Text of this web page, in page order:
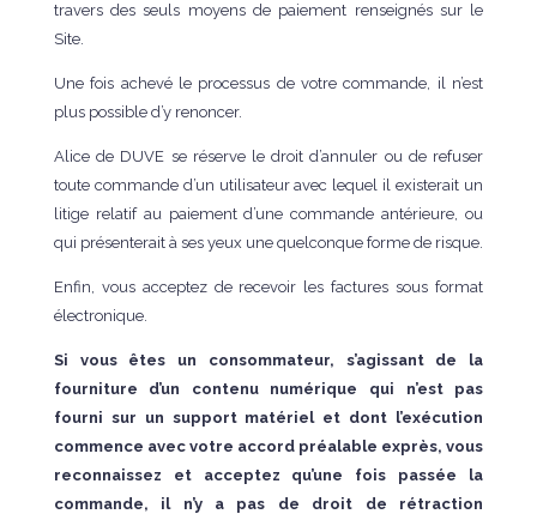
travers des seuls moyens de paiement renseignés sur le
Site.
Une fois achevé le processus de votre commande, il n’est
plus possible d’y renoncer.
Alice de DUVE se réserve le droit d’annuler ou de refuser
toute commande d’un utilisateur avec lequel il existerait un
litige relatif au paiement d’une commande antérieure, ou
qui présenterait à ses yeux une quelconque forme de risque.
Enfin, vous acceptez de recevoir les factures sous format
électronique.
Si vous êtes un consommateur, s’agissant de la
fourniture d’un contenu numérique qui n’est pas
fourni sur un support matériel et dont l’exécution
commence avec votre accord préalable exprès, vous
reconnaissez et acceptez qu’une fois passée la
commande, il n’y a pas de droit de rétraction